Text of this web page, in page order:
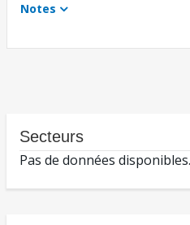
Notes
Secteurs
Pas de données disponibles.